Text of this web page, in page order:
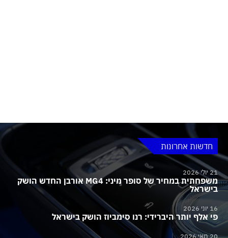
חדשות אחרונות
21 יולי 2026
משפחתית במחיר של סופר מיני: MG4 אורבן החדש הושק
בישראל
16 יוני 2026
פי אלף יותר היברידי: רנו סימביוז הושק בישראל
20 מאי 2026